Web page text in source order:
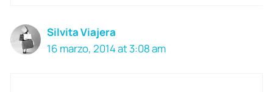
Silvita Viajera
16 marzo, 2014 at 3:08 am